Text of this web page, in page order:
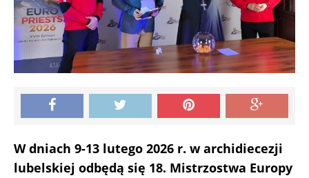
W dniach 9-13 lutego 2026 r. w archidiecezji
lubelskiej odbędą się 18. Mistrzostwa Europy